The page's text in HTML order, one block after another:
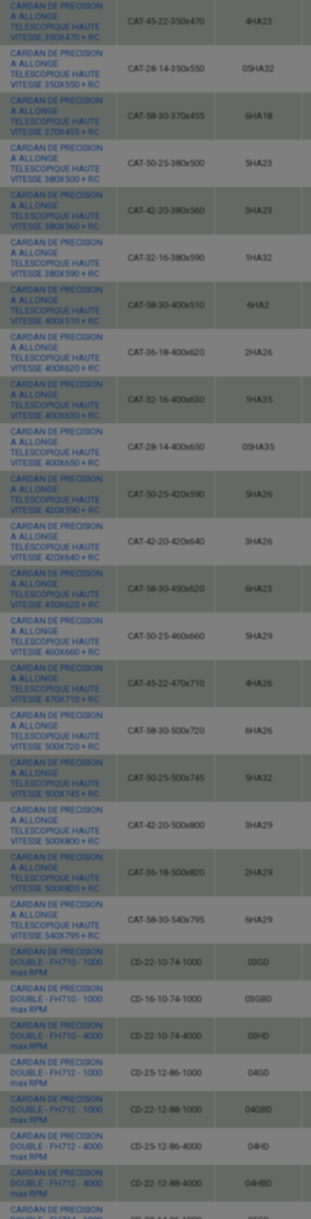
CARDAN DE PRECISION
A ALLONGE
TELESCOPIQUE HAUTE
VITESSE 350X470 + RC
CAT-45-22-350x470 4HA23
CARDAN DE PRECISION
A ALLONGE
TELESCOPIQUE HAUTE
VITESSE 350X550 + RC
CAT-28-14-350x550 05HA32
CARDAN DE PRECISION
A ALLONGE
TELESCOPIQUE HAUTE
VITESSE 370X455 + RC
CAT-58-30-370x455 6HA18
CARDAN DE PRECISION
A ALLONGE
TELESCOPIQUE HAUTE
VITESSE 380X500 + RC
CAT-50-25-380x500 5HA23
CARDAN DE PRECISION
A ALLONGE
TELESCOPIQUE HAUTE
VITESSE 380X560 + RC
CAT-42-20-380x560 3HA23
CARDAN DE PRECISION
A ALLONGE
TELESCOPIQUE HAUTE
VITESSE 380X590 + RC
CAT-32-16-380x590 1HA32
CARDAN DE PRECISION
A ALLONGE
TELESCOPIQUE HAUTE
VITESSE 400X510 + RC
CAT-58-30-400x510 6HA2
CARDAN DE PRECISION
A ALLONGE
TELESCOPIQUE HAUTE
VITESSE 400X620 + RC
CAT-36-18-400x620 2HA26
CARDAN DE PRECISION
A ALLONGE
TELESCOPIQUE HAUTE
VITESSE 400X630 + RC
CAT-32-16-400x630 1HA35
CARDAN DE PRECISION
A ALLONGE
TELESCOPIQUE HAUTE
VITESSE 400X650 + RC
CAT-28-14-400x650 05HA35
CARDAN DE PRECISION
A ALLONGE
TELESCOPIQUE HAUTE
VITESSE 420X590 + RC
CAT-50-25-420x590 5HA26
CARDAN DE PRECISION
A ALLONGE
TELESCOPIQUE HAUTE
VITESSE 420X640 + RC
CAT-42-20-420x640 3HA26
CARDAN DE PRECISION
A ALLONGE
TELESCOPIQUE HAUTE
VITESSE 450X620 + RC
CAT-58-30-450x620 6HA23
CARDAN DE PRECISION
A ALLONGE
TELESCOPIQUE HAUTE
VITESSE 460X660 + RC
CAT-50-25-460x660 5HA29
CARDAN DE PRECISION
A ALLONGE
TELESCOPIQUE HAUTE
VITESSE 470X710 + RC
CAT-45-22-470x710 4HA26
CARDAN DE PRECISION
A ALLONGE
TELESCOPIQUE HAUTE
VITESSE 500X720 + RC
CAT-58-30-500x720 6HA26
CARDAN DE PRECISION
A ALLONGE
TELESCOPIQUE HAUTE
VITESSE 500X745 + RC
CAT-50-25-500x745 5HA32
CARDAN DE PRECISION
A ALLONGE
TELESCOPIQUE HAUTE
VITESSE 500X800 + RC
CAT-42-20-500x800 3HA29
CARDAN DE PRECISION
A ALLONGE
TELESCOPIQUE HAUTE
VITESSE 500X820 + RC
CAT-36-18-500x820 2HA29
CARDAN DE PRECISION
A ALLONGE
TELESCOPIQUE HAUTE
VITESSE 540X795 + RC
CAT-58-30-540x795 6HA29
CARDAN DE PRECISION
DOUBLE - FH710 - 1000
max RPM
CD-22-10-74-1000 03GD
CARDAN DE PRECISION
DOUBLE - FH710 - 1000
max RPM
CD-16-10-74-1000 03GBD
CARDAN DE PRECISION
DOUBLE - FH710 - 4000
max RPM
CD-22-10-74-4000 03HD
CARDAN DE PRECISION
DOUBLE - FH712 - 1000
max RPM
CD-25-12-86-1000 04GD
CARDAN DE PRECISION
DOUBLE - FH712 - 1000
max RPM
CD-22-12-88-1000 04GBD
CARDAN DE PRECISION
DOUBLE - FH712 - 4000
max RPM
CD-25-12-86-4000 04HD
CARDAN DE PRECISION
DOUBLE - FH712 - 4000
max RPM
CD-22-12-88-4000 04HBD
CARDAN DE PRECISION